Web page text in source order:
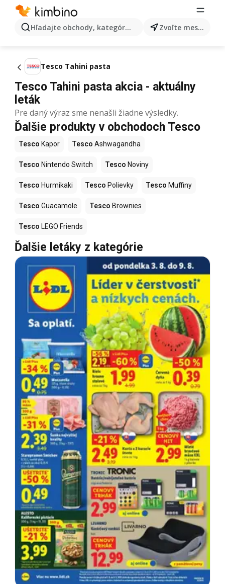
Hľadajte obchody, kategórie, produkty... Zvoľte mesto
Tesco Tahini pasta
Tesco Tahini pasta akcia - aktuálny
leták
Pre daný výraz sme nenašli žiadne výsledky.
Ďalšie produkty v obchodoch Tesco
Tesco Kapor Tesco Ashwagandha
Tesco Nintendo Switch Tesco Noviny
Tesco Hurmikaki Tesco Polievky Tesco Muffiny
Tesco Guacamole Tesco Brownies
Tesco LEGO Friends
Ďalšie letáky z kategórie